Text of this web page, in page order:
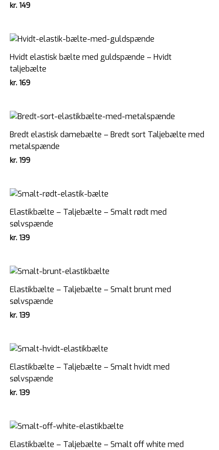
kr. 149
Hvidt elastisk bælte med guldspænde – Hvidt
taljebælte
kr. 169
Bredt elastisk damebælte – Bredt sort Taljebælte med
metalspænde
kr. 199
Elastikbælte – Taljebælte – Smalt rødt med
sølvspænde
kr. 139
Elastikbælte – Taljebælte – Smalt brunt med
sølvspænde
kr. 139
Elastikbælte – Taljebælte – Smalt hvidt med
sølvspænde
kr. 139
Elastikbælte – Taljebælte – Smalt off white med